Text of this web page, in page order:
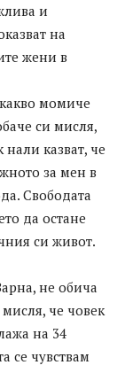
и
на
жени в
момиче
си мисля,
казват, че
за мен в
Свободата
да остане
си живот.
не обича
че човек
на 34
се чувствам